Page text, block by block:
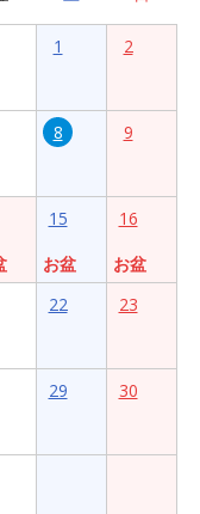
1 2
8 9
15
お盆
16
お盆
22 23
29 30